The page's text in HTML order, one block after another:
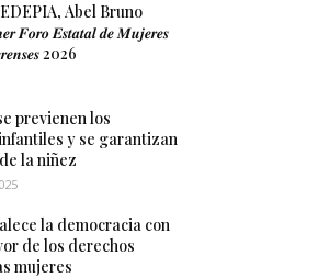
Abel Bruno
𝑭𝒐𝒓𝒐 𝑬𝒔𝒕𝒂𝒕𝒂𝒍 𝒅𝒆 𝑴𝒖𝒋𝒆𝒓𝒆𝒔
2026
previenen los
y se garantizan
la niñez
la democracia con
de los derechos
mujeres